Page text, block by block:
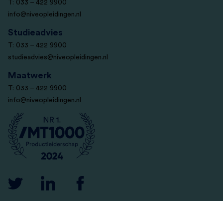
T: 033 – 422 9900
info@niveopleidingen.nl
Studieadvies
T: 033 – 422 9900
studieadvies@niveopleidingen.nl
Maatwerk
T: 033 – 422 9900
info@niveopleidingen.nl